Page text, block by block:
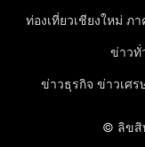
ท่องเที่ยวเชียงใหม่ ภ
ข่าวทั่
ข่าวธุรกิจ ข่าวเศร
© ลิขสิ